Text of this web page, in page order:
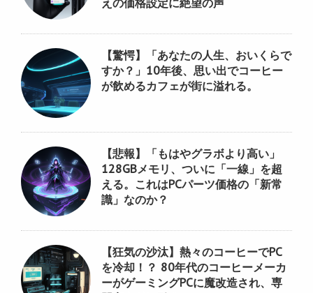
【驚愕】「あなたの人生、おいくらで
すか？」10年後、思い出でコーヒー
が飲めるカフェが街に溢れる。
【悲報】「もはやグラボより高い」
128GBメモリ、ついに「一線」を超
える。これはPCパーツ価格の「新常
識」なのか？
【狂気の沙汰】熱々のコーヒーでPC
を冷却！？ 80年代のコーヒーメーカ
ーがゲーミングPCに魔改造され、専